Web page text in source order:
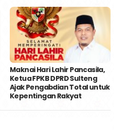
Maknai Hari Lahir Pancasila,
Ketua FPKB DPRD Sulteng
Ajak Pengabdian Total untuk
Kepentingan Rakyat